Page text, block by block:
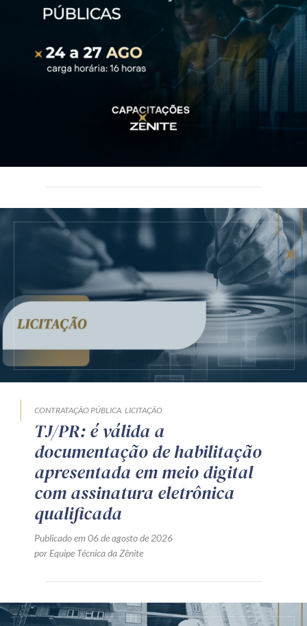
CONTRATAÇÃO PÚBLICA LICITAÇÃO
TJ/PR: é válida a
documentação de habilitação
apresentada em meio digital
com assinatura eletrônica
qualificada
Publicado em 06 de agosto de 2026
por Equipe Técnica da Zênite